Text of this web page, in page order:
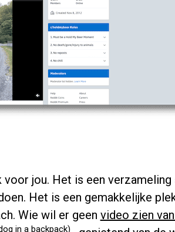
voor jou. Het is een
Het is een gemakkelijke
Wie wil er geen video zien
in a backpack)